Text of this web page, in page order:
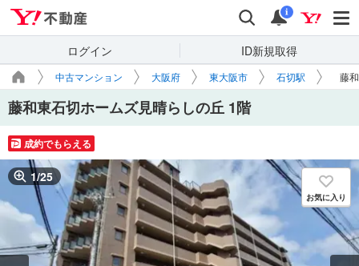
検索 通知
i
ログイン ID新規取得
中古マンション 大阪府 東大阪市 石切駅 藤
藤和東石切ホームズ見晴らしの丘 1階
成約でもらえる
1/25
お気に入り